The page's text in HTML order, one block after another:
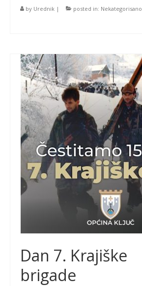
by Urednik | posted in: Nekategorisano
Dan 7. Krajiške
brigade